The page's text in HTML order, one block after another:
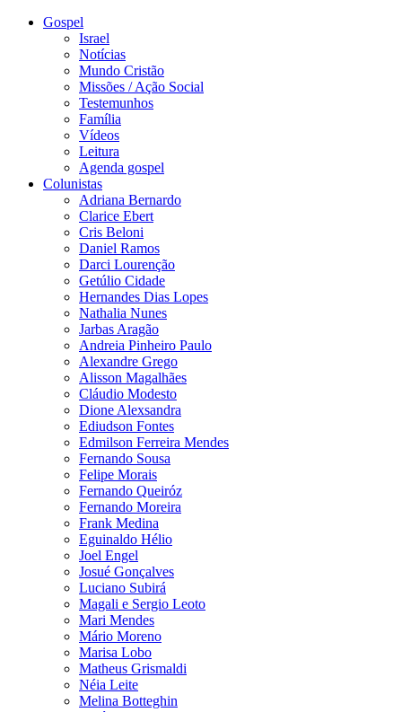
Gospel
Israel
Notícias
Mundo Cristão
Missões / Ação Social
Testemunhos
Família
Vídeos
Leitura
Agenda gospel
Colunistas
Adriana Bernardo
Clarice Ebert
Cris Beloni
Daniel Ramos
Darci Lourenção
Getúlio Cidade
Hernandes Dias Lopes
Nathalia Nunes
Jarbas Aragão
Andreia Pinheiro Paulo
Alexandre Grego
Alisson Magalhães
Cláudio Modesto
Dione Alexsandra
Ediudson Fontes
Edmilson Ferreira Mendes
Fernando Sousa
Felipe Morais
Fernando Queiróz
Fernando Moreira
Frank Medina
Eguinaldo Hélio
Joel Engel
Josué Gonçalves
Luciano Subirá
Magali e Sergio Leoto
Mari Mendes
Mário Moreno
Marisa Lobo
Matheus Grismaldi
Néia Leite
Melina Botteghin